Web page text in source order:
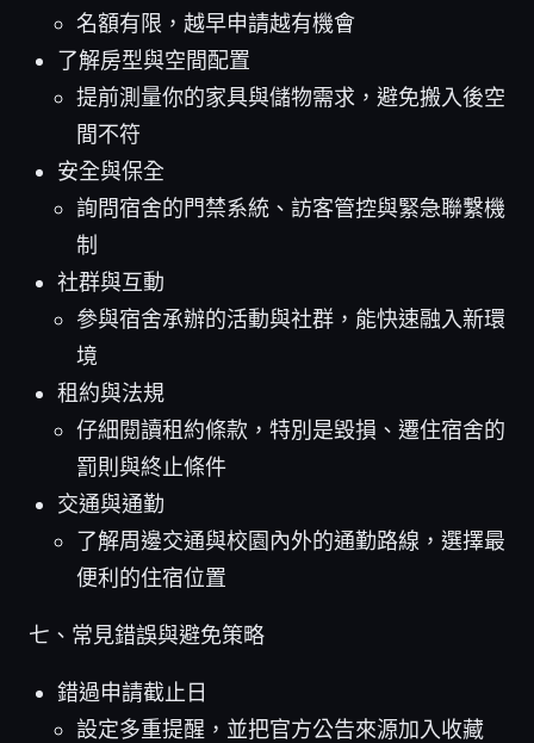
名額有限，越早申請越有機會
了解房型與空間配置
提前測量你的家具與儲物需求，避免搬入後空
間不符
安全與保全
詢問宿舍的門禁系統、訪客管控與緊急聯繫機
制
社群與互動
參與宿舍承辦的活動與社群，能快速融入新環
境
租約與法規
仔細閱讀租約條款，特別是毀損、遷住宿舍的
罰則與終止條件
交通與通勤
了解周邊交通與校園內外的通勤路線，選擇最
便利的住宿位置
七、常見錯誤與避免策略
錯過申請截止日
設定多重提醒，並把官方公告來源加入收藏